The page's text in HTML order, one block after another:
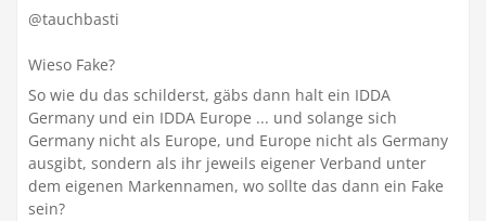
@tauchbasti
Wieso Fake?
So wie du das schilderst, gäbs dann halt ein IDDA
Germany und ein IDDA Europe ... und solange sich
Germany nicht als Europe, und Europe nicht als Germany
ausgibt, sondern als ihr jeweils eigener Verband unter
dem eigenen Markennamen, wo sollte das dann ein Fake
sein?